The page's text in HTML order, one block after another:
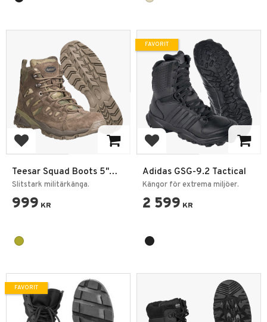
Lägg till i favoriter
Teesar Squad Boots 5"
Multicam
Slitstark militärkänga.
999 KR
Lägg till i favoriter
Adidas GSG-9.2 Tactical
Kängor för extrema miljöer.
2 599 KR
FAVORIT
FAVORIT